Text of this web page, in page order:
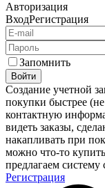
Авторизация
ВходРегистрация
Запомнить
Войти
Создание учетной
покупки быстрее
контактную
видеть заказы,
накапливать при
можно что-то
предлагаем систему
Регистрация